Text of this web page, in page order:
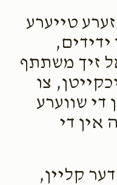
טייערע
זיך משתתף
צו
די שווערע
אין די
קליין,